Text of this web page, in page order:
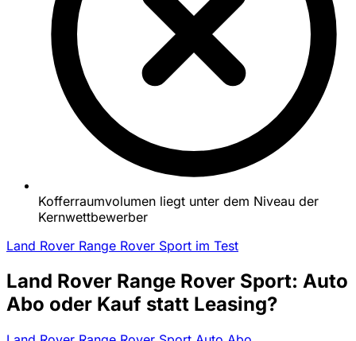
Kofferraumvolumen liegt unter dem Niveau der
Kernwettbewerber
Land Rover Range Rover Sport im Test
Land Rover Range Rover Sport: Auto
Abo oder Kauf statt Leasing?